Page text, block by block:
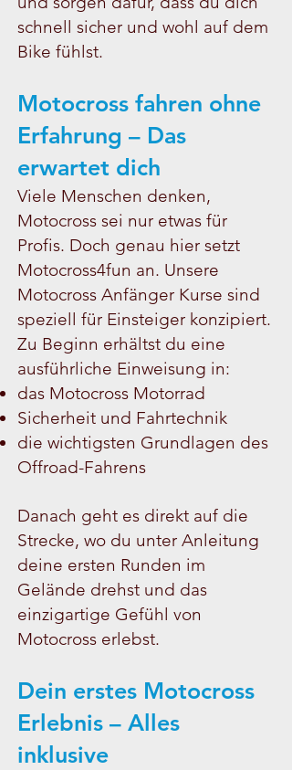
schnell sicher und wohl auf dem
Bike fühlst.
Motocross fahren ohne
Erfahrung – Das
erwartet dich
Viele Menschen denken,
Motocross sei nur etwas für
Profis. Doch genau hier setzt
Motocross4fun an. Unsere
Motocross Anfänger Kurse sind
speziell für Einsteiger konzipiert.
Zu Beginn erhältst du eine
ausführliche Einweisung in:
das Motocross Motorrad
Sicherheit und Fahrtechnik
die wichtigsten Grundlagen des
Offroad-Fahrens
Danach geht es direkt auf die
Strecke, wo du unter Anleitung
deine ersten Runden im
Gelände drehst und das
einzigartige Gefühl von
Motocross erlebst.
Dein erstes Motocross
Erlebnis – Alles
inklusive